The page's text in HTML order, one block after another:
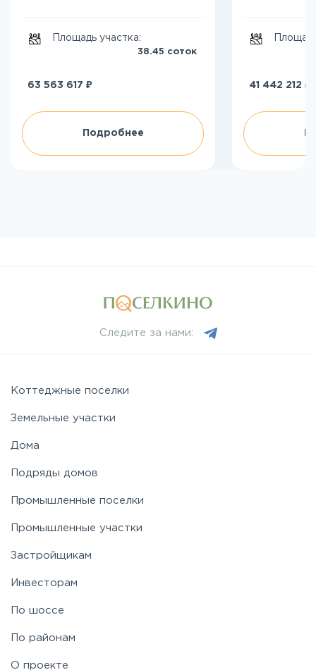
Площадь участка:
38.45 соток
63 563 617 ₽
Подробнее
41 442 212 ₽
Следите за нами:
Коттеджные поселки
Земельные участки
Дома
Подряды домов
Промышленные поселки
Промышленные участки
Застройщикам
Инвесторам
По шоссе
По районам
О проекте